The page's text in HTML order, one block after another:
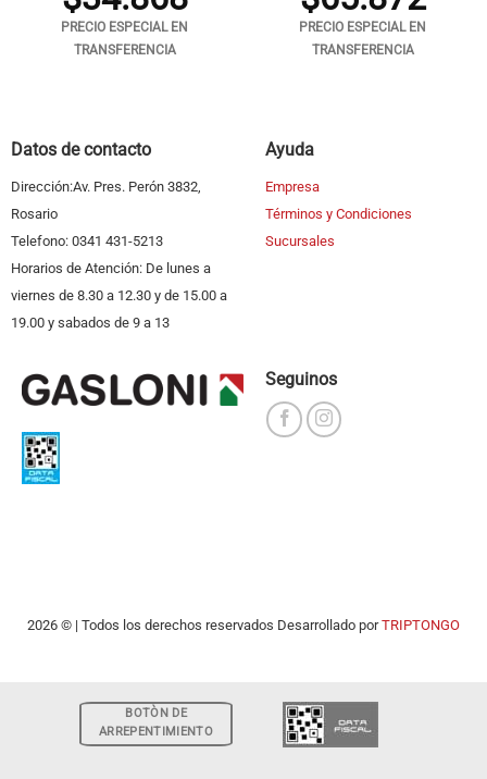
PRECIO ESPECIAL EN
TRANSFERENCIA
PRECIO ESPECIAL EN
TRANSFERENCIA
Datos de contacto
Dirección:Av. Pres. Perón 3832,
Rosario
Telefono: 0341 431-5213
Horarios de Atención: De lunes a
viernes de 8.30 a 12.30 y de 15.00 a
19.00 y sabados de 9 a 13
Ayuda
Empresa
Términos y Condiciones
Sucursales
Seguinos
2026 © | Todos los derechos reservados Desarrollado porTRIPTONGO
BOTÒN DE
ARREPENTIMIENTO